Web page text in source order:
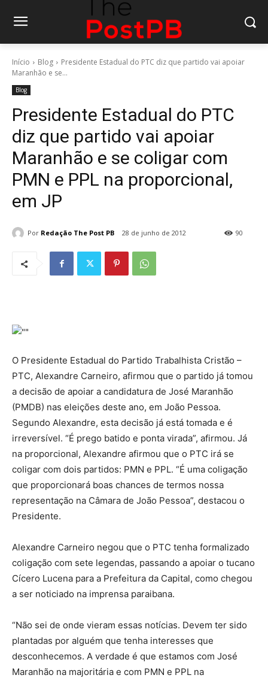
Início Blog
Presidente Estadual do PTC diz que partido vai apoiar
Maranhão e se...
Blog
Presidente Estadual do PTC
diz que partido vai apoiar
Maranhão e se coligar com
PMN e PPL na proporcional,
em JP
Por Redação The Post PB 28 de junho de 2012 90
O Presidente Estadual do Partido Trabalhista Cristão –
PTC, Alexandre Carneiro, afirmou que o partido já tomou
a decisão de apoiar a candidatura de José Maranhão
(PMDB) nas eleições deste ano, em João Pessoa.
Segundo Alexandre, esta decisão já está tomada e é
irreversível. “É prego batido e ponta virada”, afirmou. Já
na proporcional, Alexandre afirmou que o PTC irá se
coligar com dois partidos: PMN e PPL. “É uma coligação
que proporcionará boas chances de termos nossa
representação na Câmara de João Pessoa”, destacou o
Presidente.
Alexandre Carneiro negou que o PTC tenha formalizado
coligação com sete legendas, passando a apoiar o tucano
Cícero Lucena para a Prefeitura da Capital, como chegou
a ser noticiado na imprensa paraibana.
“Não sei de onde vieram essas notícias. Devem ter sido
plantadas por alguém que tenha interesses que
desconhecemos. A verdade é que estamos com José
Maranhão na majoritária e com PMN e PPL na